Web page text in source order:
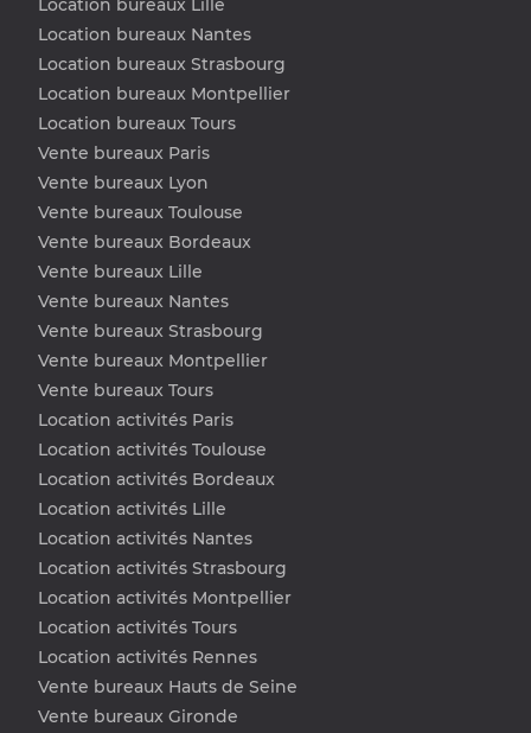
Location bureaux Nantes
Location bureaux Strasbourg
Location bureaux Montpellier
Location bureaux Tours
Vente bureaux Paris
Vente bureaux Lyon
Vente bureaux Toulouse
Vente bureaux Bordeaux
Vente bureaux Lille
Vente bureaux Nantes
Vente bureaux Strasbourg
Vente bureaux Montpellier
Vente bureaux Tours
Location activités Paris
Location activités Toulouse
Location activités Bordeaux
Location activités Lille
Location activités Nantes
Location activités Strasbourg
Location activités Montpellier
Location activités Tours
Location activités Rennes
Vente bureaux Hauts de Seine
Vente bureaux Gironde